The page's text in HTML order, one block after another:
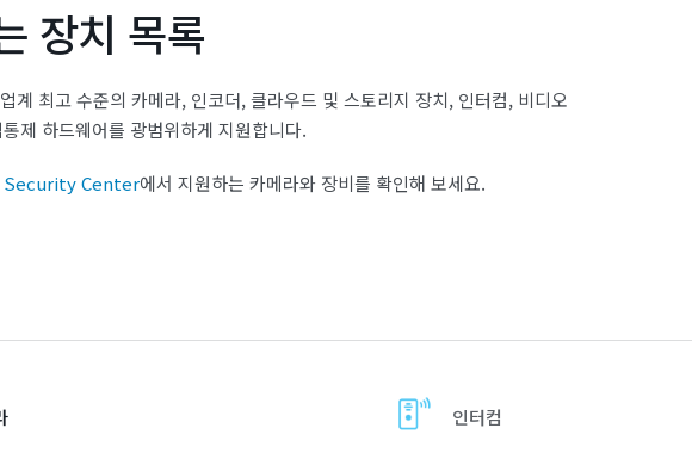
장치 목록
계 최고 수준의 카메라, 인코더, 클라우드 및 스토리지 장치, 인터컴, 비디오
제 하드웨어를 광범위하게 지원합니다.
Security Center에서 지원하는 카메라와 장비를 확인해 보세요.
인터컴